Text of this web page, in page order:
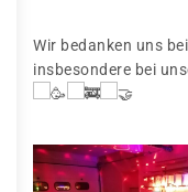
Wir bedanken uns
insbesondere bei